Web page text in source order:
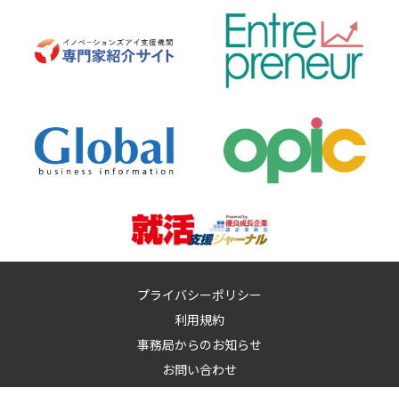
プライバシーポリシー
利用規約
事務局からのお知らせ
お問い合わせ